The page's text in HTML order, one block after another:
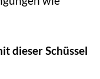
dieser Schüssel